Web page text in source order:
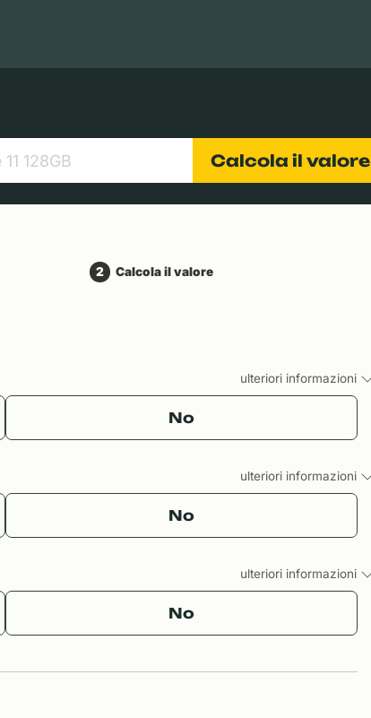
Calcola il valore
2 Calcola il valore
ulteriori informazioni
No
ulteriori informazioni
No
ulteriori informazioni
No